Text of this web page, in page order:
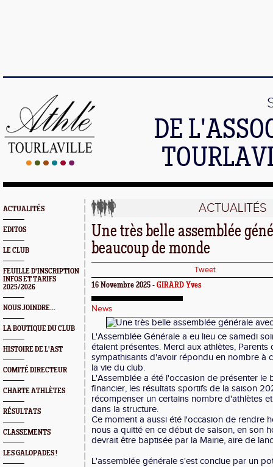
DE
ACTUALITÉS
EDITOS
LE CLUB
FEUILLE D'INSCRIPTION
INFOS ET TARIFS
2025/2026
NOUS JOINDRE...
LA BOUTIQUE DU CLUB
HISTOIRE DE L'AST
COMITÉ DIRECTEUR
CHARTE ATHLÈTES
RÉSULTATS
CLASSEMENTS
LES GALOPADES !
ACTUALITÉS
Une très belle assemblée
beaucoup de monde
Tweet
16 Novembre 2025 - GIRARD Yves
News
L'Assemblée Générale a eu lieu ce samedi
étaient présentes. Merci aux athlètes, Parents
sympathisants d'avoir répondu en nombre à
la vie du club.
L'Assemblée a été l'occasion de présenter le
financier, les résultats sportifs de la saison
récompenser un certains nombre d'athlètes
dans la structure.
Ce moment a aussi été l'occasion de rendre
nous a quitté en ce début de saison, en son
devrait être baptisée par la Mairie, aire de
L'assemblée générale s'est conclue par un